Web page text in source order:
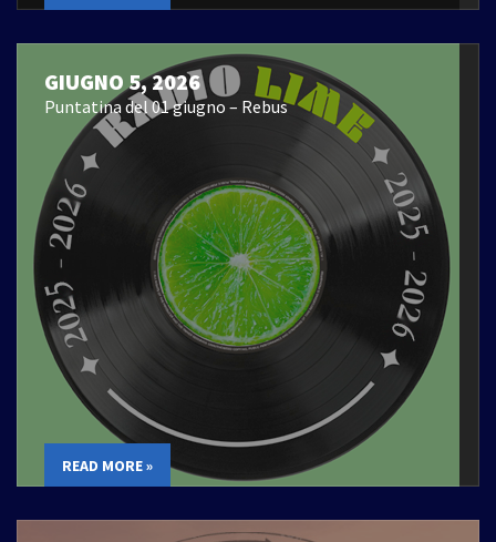
GIUGNO 5, 2026
Puntatina del 01 giugno – Rebus
READ MORE »